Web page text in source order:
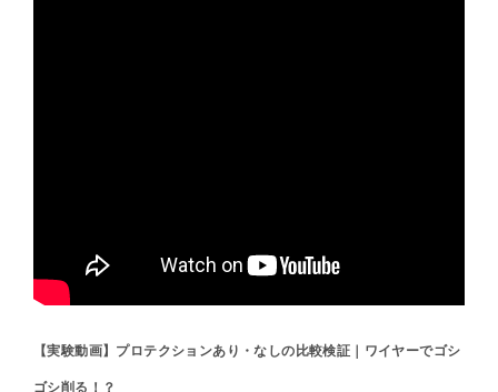
【実験動画】プロテクションあり・なしの比較検証｜ワイヤーでゴシ
ゴシ削る！？